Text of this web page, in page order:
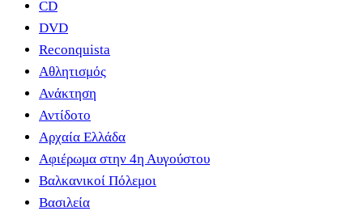
CD
DVD
Reconquista
Αθλητισμός
Ανάκτηση
Αντίδοτο
Αρχαία Ελλάδα
Αφιέρωμα στην 4η Αυγούστου
Βαλκανικοί Πόλεμοι
Βασιλεία